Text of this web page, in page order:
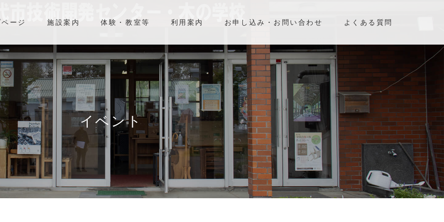
ージ 施設案内 体験・教室等 利用案内 お申し込み・お問い合わせ よくある質問
イベント